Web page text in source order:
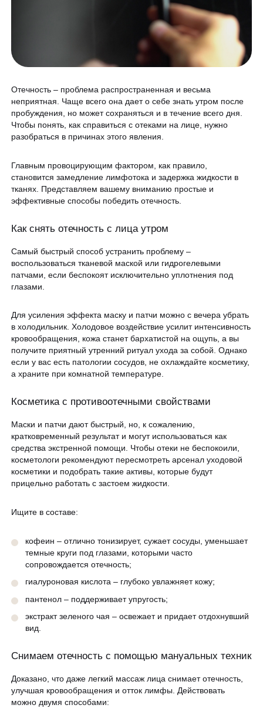
О клинике
Вакансии
Оборудование
Программа лояльности
Блог
Образование
Контакты
ЗАПИСАТЬСЯ НА КОНСУЛЬТАЦИЮ
Отечность – проблема распространенная и весьма
неприятная. Чаще всего она дает о себе знать утром после
пробуждения, но может сохраняться и в течение всего дня.
Чтобы понять, как справиться с отеками на лице, нужно
разобраться в причинах этого явления.
Главным провоцирующим фактором, как правило,
становится замедление лимфотока и задержка жидкости в
тканях. Представляем вашему вниманию простые и
эффективные способы победить отечность.
Как снять отечность с лица утром
Самый быстрый способ устранить проблему –
воспользоваться тканевой маской или гидрогелевыми
патчами, если беспокоят исключительно уплотнения под
глазами.
Для усиления эффекта маску и патчи можно с вечера убрать
в холодильник. Холодовое воздействие усилит интенсивность
кровообращения, кожа станет бархатистой на ощупь, а вы
получите приятный утренний ритуал ухода за собой. Однако
если у вас есть патологии сосудов, не охлаждайте косметику,
а храните при комнатной температуре.
Косметика с противоотечными свойствами
Маски и патчи дают быстрый, но, к сожалению,
кратковременный результат и могут использоваться как
средства экстренной помощи. Чтобы отеки не беспокоили,
косметологи рекомендуют пересмотреть арсенал уходовой
косметики и подобрать такие активы, которые будут
прицельно работать с застоем жидкости.
Ищите в составе:
кофеин – отлично тонизирует, сужает сосуды, уменьшает
темные круги под глазами, которыми часто
сопровождается отечность;
гиалуроновая кислота – глубоко увлажняет кожу;
пантенол – поддерживает упругость;
экстракт зеленого чая – освежает и придает отдохнувший
вид.
Снимаем отечность с помощью мануальных техник
Доказано, что даже легкий массаж лица снимает отечность,
улучшая кровообращения и отток лимфы. Действовать
можно двумя способами: